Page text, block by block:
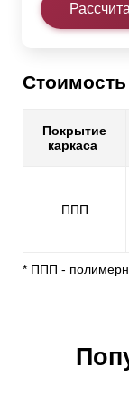
Покрытие
каркаса
ППП
* ППП -